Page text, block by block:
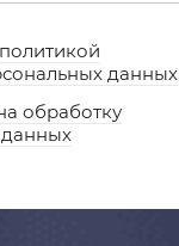
политикой
данных
обработку